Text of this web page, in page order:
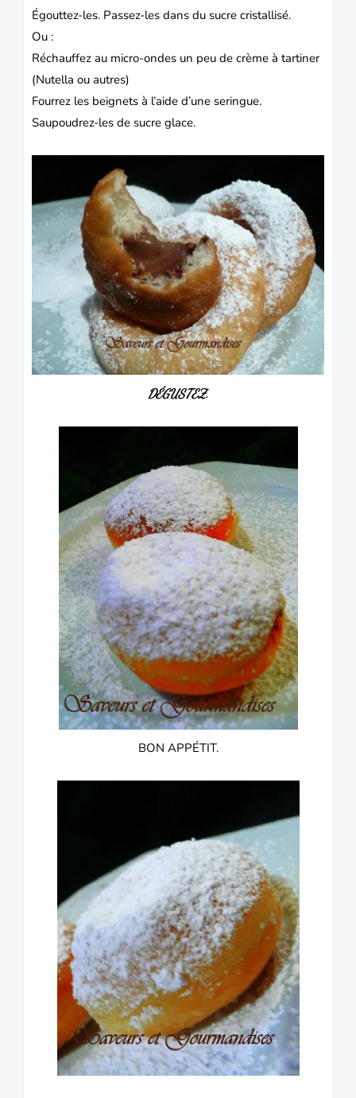
Égouttez-les. Passez-les dans du sucre cristallisé.
Ou :
Réchauffez au micro-ondes un peu de crème à tartiner
(Nutella ou autres)
Fourrez les beignets à l’aide d’une seringue.
Saupoudrez-les de sucre glace.
DÉGUSTEZ.
BON APPÉTIT.